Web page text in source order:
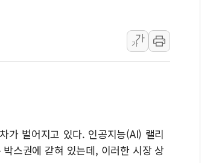
해군 1함대 창설 80주년…지역과 함께하는 '선봉
[3보] 북, 원산서 동해로 단거리 탄도미사일 1
우크라 드론 전술, 중남미 콜롬비아에 새 안보
해군과 함께하는 '불금전파, 송정' 시즌2
강원도 폭염특보 11일째…온열질환·가축 피해
가
가
가 벌어지고 있다. 인공지능(AI) 랠리
스권에 갇혀 있는데, 이러한 시장 상